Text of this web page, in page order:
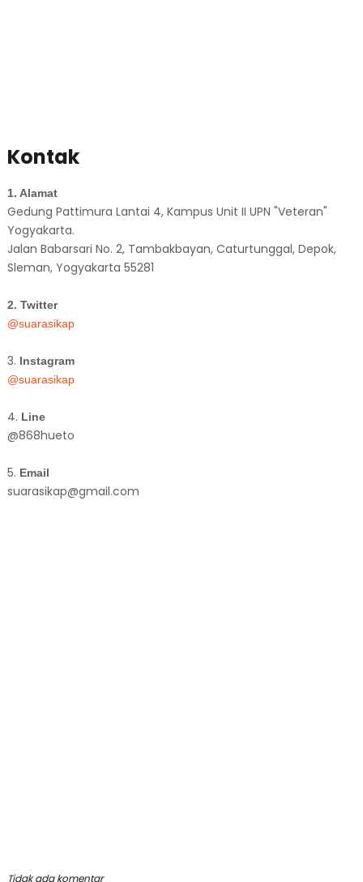
Kontak
1. Alamat
Gedung Pattimura Lantai 4, Kampus Unit II UPN "Veteran"
Yogyakarta.
Jalan Babarsari No. 2, Tambakbayan, Caturtunggal, Depok,
Sleman, Yogyakarta 55281
2. Twitter
@suarasikap
3. Instagram
@suarasikap
4. Line
@868hueto
5. Email
suarasikap@gmail.com
Tidak ada komentar